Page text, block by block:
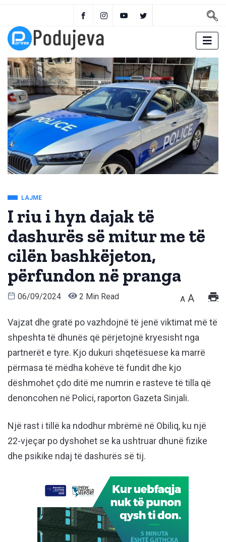
LAJME
I riu i hyn dajak të
dashurës së mitur me të
cilën bashkëjeton,
përfundon në pranga
06/09/2024 2 Min Read A A
Vajzat dhe gratë po vazhdojnë të jenë viktimat më të
shpeshta të dhunës që përjetojnë kryesisht nga
partnerët e tyre. Kjo dukuri shqetësuese ka marrë
përmasa të mëdha kohëve të fundit dhe kjo
dëshmohet çdo ditë me numrin e rasteve të tilla që
denoncohen në Polici, raporton Gazeta Sinjali.
Një rast i tillë ka ndodhur mbrëmë në Obiliq, ku një
22-vjeçar po dyshohet se ka ushtruar dhunë fizike
dhe psikike ndaj të dashurës së tij.